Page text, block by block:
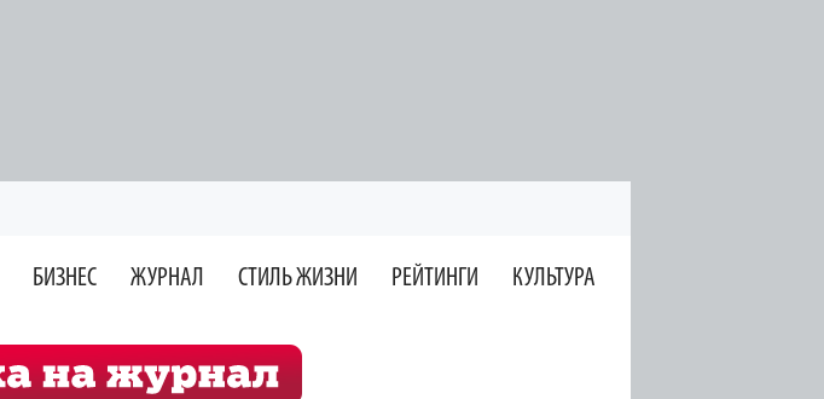
БИЗНЕС ЖУРНАЛ СТИЛЬ ЖИЗНИ РЕЙТИНГИ КУЛЬТУРА